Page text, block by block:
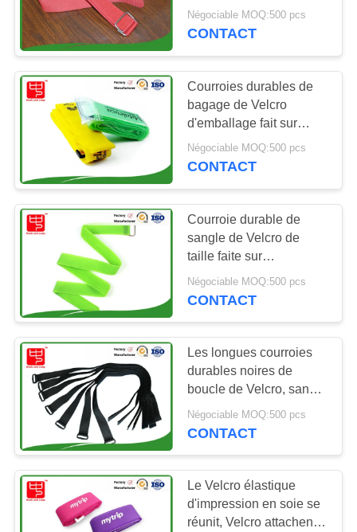
POLITIQUE
DE
CONFIDENTIALITÉ
Courroies de
crochet et de boucle
72
Courroies de
crochet et de ski de
boucle
Le double a
dégrossi crochet et
petit pain de boucle
sangle de Velcro avec le
métal bouclent
Négociable MOQ:500 pcs
CONTACT
Courroies durables de
bagage de Velcro
d'emballage fait sur
commande avec
l'abrasion en plastique
Négociable MOQ:500 pcs
CONTACT
Courroie durable de
sangle de Velcro de
taille faite sur
commande,
Weatherability élastique
Négociable MOQ:500 pcs
CONTACT
Les longues courroies
durables noires de
boucle de Velcro, sangle
de Velcro attache la
catégorie d'A
Négociable MOQ:500 pcs
CONTACT
Le Velcro élastique
d'impression en soie se
réunit, Velcro attachent